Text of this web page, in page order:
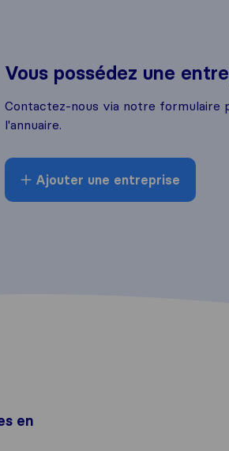
Vous possédez une
Contactez-nous via notre formulaire
l'annuaire.
Ajouter une entreprise
en